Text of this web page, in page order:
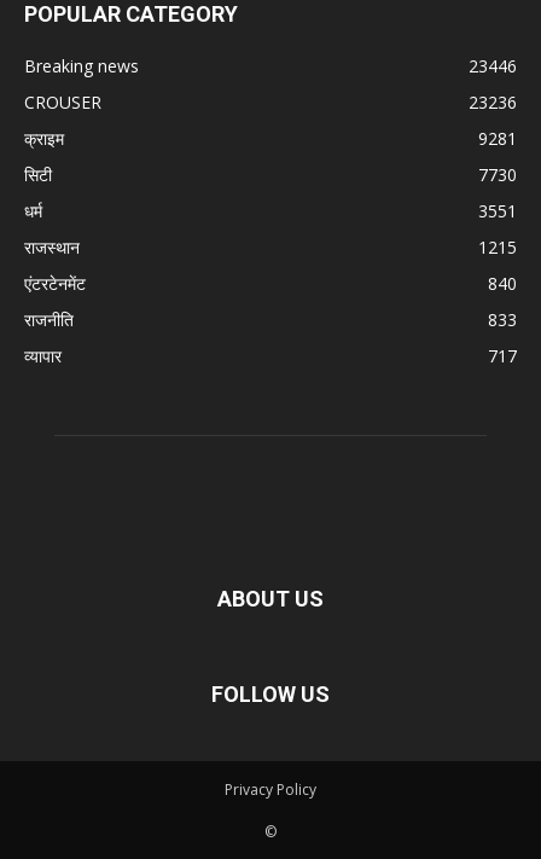
POPULAR CATEGORY
Breaking news
23446
CROUSER
23236
क्राइम
9281
सिटी
7730
धर्म
3551
राजस्थान
1215
एंटरटेनमेंट
840
राजनीति
833
व्यापार
717
ABOUT US
FOLLOW US
Privacy Policy
©